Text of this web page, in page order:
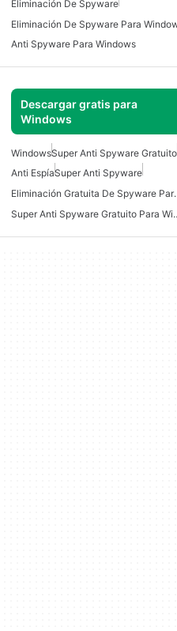
Eliminación De Spyware
Eliminación De Spyware Para
Anti Spyware Para Windows
Descargar gratis para
Windows
WindowsSuper Anti Spyware Gratuito
Anti EspíaSuper Anti Spyware
Eliminación
Super Anti